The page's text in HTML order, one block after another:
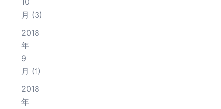
10
月 (3)
2018
年
9
月 (1)
2018
年